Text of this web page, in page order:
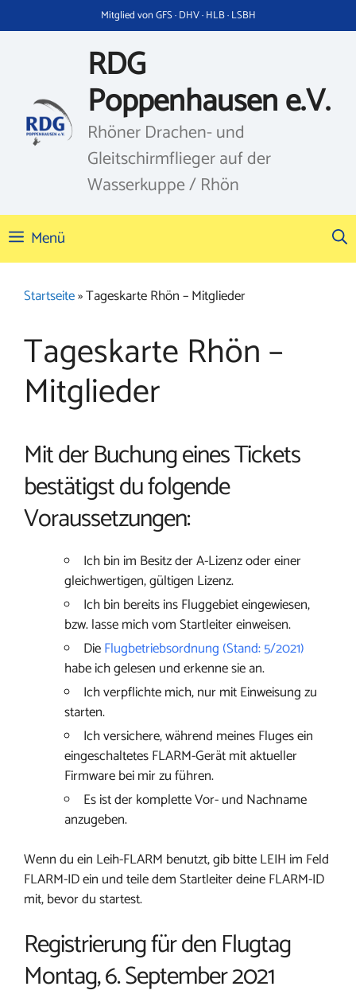
Inhalt
Mitglied von GFS · DHV · HLB · LSBH
RDG
Poppenhausen e.V.
Rhöner Drachen- und
Gleitschirmflieger auf der
Wasserkuppe / Rhön
Menü
Startseite»Tageskarte Rhön – Mitglieder
Tageskarte Rhön –
Mitglieder
Mit der Buchung eines Tickets
bestätigst du folgende
Voraussetzungen:
Ich bin im Besitz der A-Lizenz oder einer
gleichwertigen, gültigen Lizenz.
Ich bin bereits ins Fluggebiet eingewiesen,
bzw. lasse mich vom Startleiter einweisen.
DieFlugbetriebsordnung (Stand: 5/2021)
habe ich gelesen und erkenne sie an.
Ich verpflichte mich, nur mit Einweisung zu
starten.
Ich versichere, während meines Fluges ein
eingeschaltetes FLARM-Gerät mit aktueller
Firmware bei mir zu führen.
Es ist der komplette Vor- und Nachname
anzugeben.
Wenn du ein Leih-FLARM benutzt, gib bitte LEIH im Feld
FLARM-ID ein und teile dem Startleiter deine FLARM-ID
mit, bevor du startest.
Registrierung für den Flugtag
Montag, 6. September 2021